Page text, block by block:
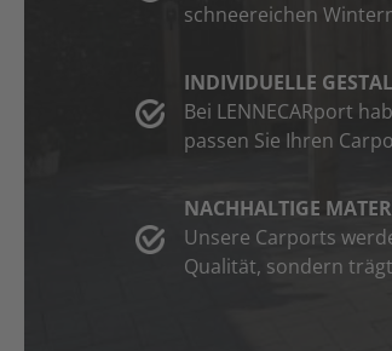
schneereichen
INDIVIDUELLE
Bei LENNECARport
passen Sie Ihren
NACHHALTIGE
Unsere Carports
Qualität, sondern